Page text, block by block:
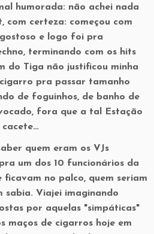
humorada: não achei nada
com certeza: começou com
e logo foi pra
terminando com os hits
do Tiga não justificou minha
pra passar tamanho
de foguinhos, de banho de
fora que a tal Estação
quem eram os VJs
um dos 10 funcionários da
no palco, quem seriam
sabia. Viajei imaginando
por aquelas "simpáticas"
maços de cigarros hoje em